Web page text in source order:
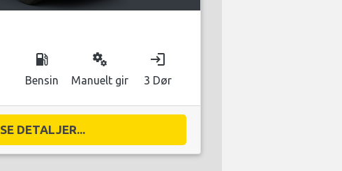
local_gas_station
Bensin
miscellaneous_services
Manuelt gir
login
3 Dør
SE DETALJER...